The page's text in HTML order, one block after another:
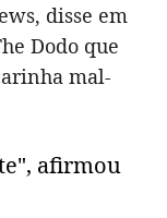
disse em
Dodo que
mal-
afirmou